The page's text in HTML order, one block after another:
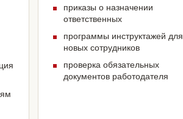
приказы о назначении
ответственных
программы инструктажей для
новых сотрудников
проверка обязательных
документов работодателя